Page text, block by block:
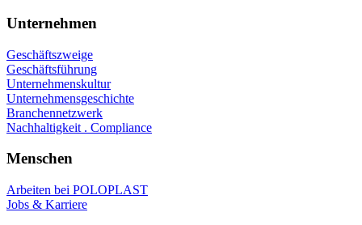
Unternehmen
Geschäftszweige
Geschäftsführung
Unternehmenskultur
Unternehmensgeschichte
Branchennetzwerk
Nachhaltigkeit . Compliance
Menschen
Arbeiten bei POLOPLAST
Jobs & Karriere